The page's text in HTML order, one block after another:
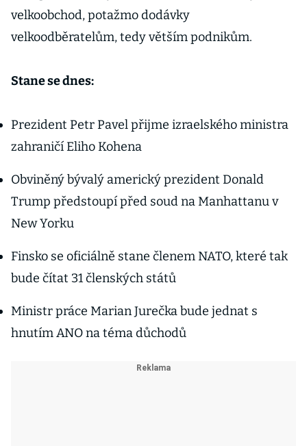
velkoobchod, potažmo dodávky
velkoodběratelům, tedy větším podnikům.
Stane se dnes:
Prezident Petr Pavel přijme izraelského ministra
zahraničí Eliho Kohena
Obviněný bývalý americký prezident Donald
Trump předstoupí před soud na Manhattanu v
New Yorku
Finsko se oficiálně stane členem NATO, které tak
bude čítat 31 členských států
Ministr práce Marian Jurečka bude jednat s
hnutím ANO na téma důchodů